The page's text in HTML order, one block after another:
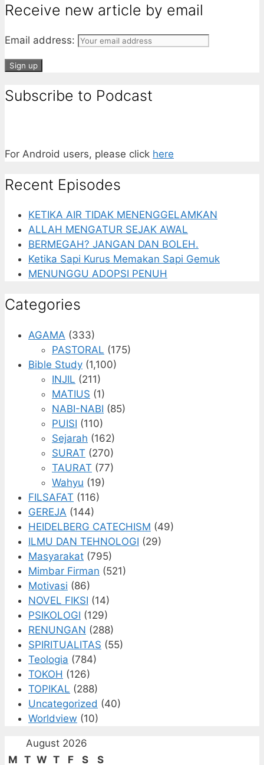
Receive new article by email
Email address:
Subscribe to Podcast
For Android users, please click here
Recent Episodes
KETIKA AIR TIDAK MENENGGELAMKAN
ALLAH MENGATUR SEJAK AWAL
BERMEGAH? JANGAN DAN BOLEH.
Ketika Sapi Kurus Memakan Sapi Gemuk
MENUNGGU ADOPSI PENUH
Categories
AGAMA (333)
PASTORAL (175)
Bible Study (1,100)
INJIL (211)
MATIUS (1)
NABI-NABI (85)
PUISI (110)
Sejarah (162)
SURAT (270)
TAURAT (77)
Wahyu (19)
FILSAFAT (116)
GEREJA (144)
HEIDELBERG CATECHISM (49)
ILMU DAN TEHNOLOGI (29)
Masyarakat (795)
Mimbar Firman (521)
Motivasi (86)
NOVEL FIKSI (14)
PSIKOLOGI (129)
RENUNGAN (288)
SPIRITUALITAS (55)
Teologia (784)
TOKOH (126)
TOPIKAL (288)
Uncategorized (40)
Worldview (10)
August 2026
M T W T F S S